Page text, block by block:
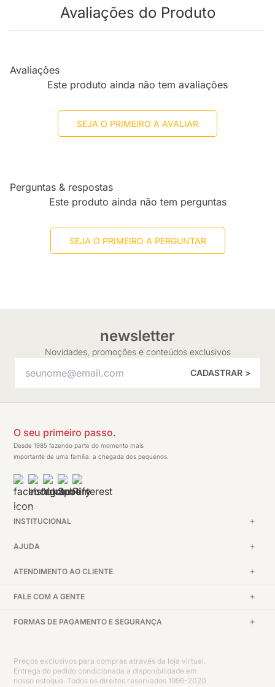
Avaliações do Produto
Avaliações
Este produto ainda não tem avaliações
SEJA O PRIMEIRO A AVALIAR
Perguntas & respostas
Este produto ainda não tem perguntas
SEJA O PRIMEIRO A PERGUNTAR
newsletter
Novidades, promoções e conteúdos exclusivos
CADASTRAR >
O seu primeiro passo.
Desde 1985 fazendo parte do momento mais
importante de uma família: a chegada dos pequenos.
INSTITUCIONAL
AJUDA
ATENDIMENTO AO CLIENTE
FALE COM A GENTE
FORMAS DE PAGAMENTO E SEGURANÇA
Preços exclusivos para compras através da loja virtual.
Entrega do pedido condicionada a disponibilidade em
nosso estoque. Todos os direitos reservados 1996-2020